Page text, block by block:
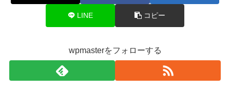
LINE コピー
wpmasterをフォローする